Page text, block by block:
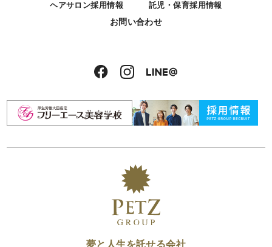
ヘアサロン採用情報 託児・保育採用情報
お問い合わせ
夢と人生を託せる会社